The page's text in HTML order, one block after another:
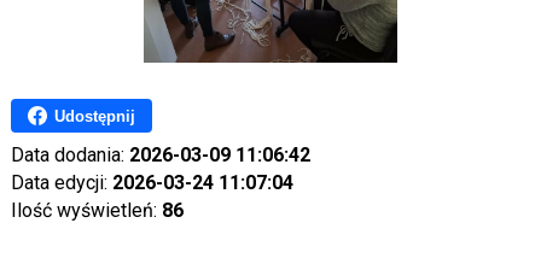
Udostępnij
Data dodania: 2026-03-09 11:06:42
Data edycji: 2026-03-24 11:07:04
Ilość wyświetleń: 86